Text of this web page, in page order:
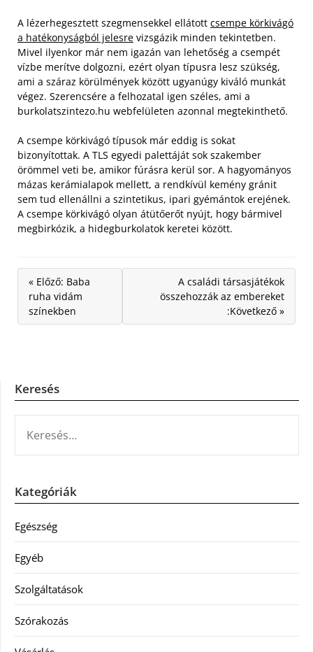
A lézerhegesztett szegmensekkel ellátott csempe körkivágó
a hatékonyságból jelesre vizsgázik minden tekintetben.
Mivel ilyenkor már nem igazán van lehetőség a csempét
vízbe merítve dolgozni, ezért olyan típusra lesz szükség,
ami a száraz körülmények között ugyanúgy kiváló munkát
végez. Szerencsére a felhozatal igen széles, ami a
burkolatszintezo.hu webfelületen azonnal megtekinthető.
A csempe körkivágó típusok már eddig is sokat
bizonyítottak. A TLS egyedi palettáját sok szakember
örömmel veti be, amikor fúrásra kerül sor. A hagyományos
mázas kerámialapok mellett, a rendkívül kemény gránit
sem tud ellenállni a szintetikus, ipari gyémántok erejének.
A csempe körkivágó olyan átütőerőt nyújt, hogy bármivel
megbirkózik, a hidegburkolatok keretei között.
« Előző: Baba
ruha vidám
színekben
A családi társasjátékok
összehozzák az embereket
:Következő »
Keresés
Kategóriák
Egészség
Egyéb
Szolgáltatások
Szórakozás